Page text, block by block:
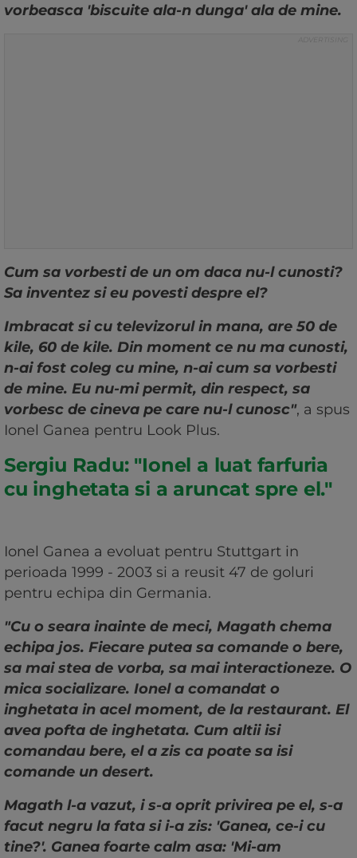
vorbeasca 'biscuite ala-n dunga' ala de mine.
Cum sa vorbesti de un om daca nu-l cunosti?
Sa inventez si eu povesti despre el?
Imbracat si cu televizorul in mana, are 50 de
kile, 60 de kile. Din moment ce nu ma cunosti,
n-ai fost coleg cu mine, n-ai cum sa vorbesti
de mine. Eu nu-mi permit, din respect, sa
vorbesc de cineva pe care nu-l cunosc", a spus
Ionel Ganea pentru Look Plus.
Sergiu Radu: "Ionel a luat farfuria
cu inghetata si a aruncat spre el."
Ionel Ganea a evoluat pentru Stuttgart in
perioada 1999 - 2003 si a reusit 47 de goluri
pentru echipa din Germania.
"Cu o seara inainte de meci, Magath chema
echipa jos. Fiecare putea sa comande o bere,
sa mai stea de vorba, sa mai interactioneze. O
mica socializare. Ionel a comandat o
inghetata in acel moment, de la restaurant. El
avea pofta de inghetata. Cum altii isi
comandau bere, el a zis ca poate sa isi
comande un desert.
Magath l-a vazut, i s-a oprit privirea pe el, s-a
facut negru la fata si i-a zis: 'Ganea, ce-i cu
tine?'. Ganea foarte calm asa: 'Mi-am